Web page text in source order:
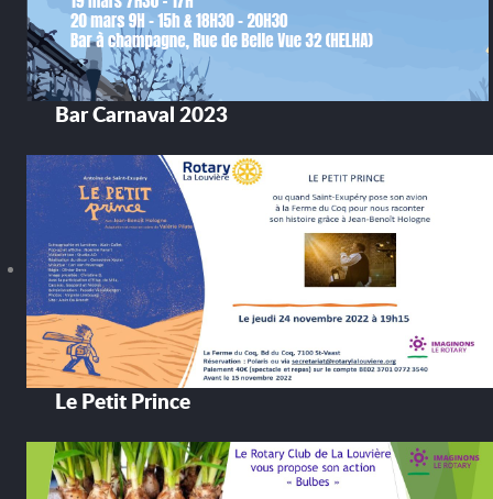
Bar Carnaval 2023
Le Petit Prince